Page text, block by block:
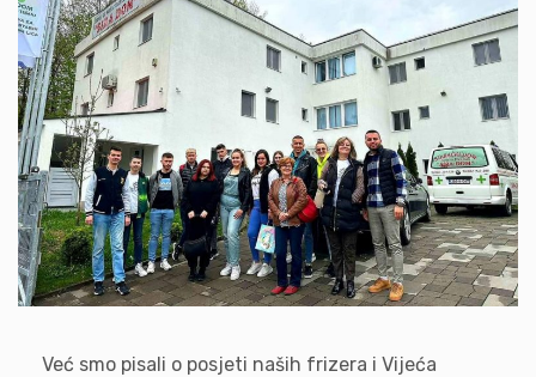
Već smo pisali o posjeti naših frizera i Vijeća